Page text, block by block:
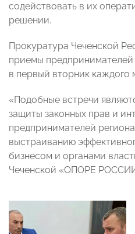
содействовать в их
решении.
Прокуратура Чеченской
приемы
в первый вторник каждого
«Подобные встречи
защиты законных прав и
предпринимателей
выстраиванию
бизнесом и органами
Чеченской «ОПОРЕ